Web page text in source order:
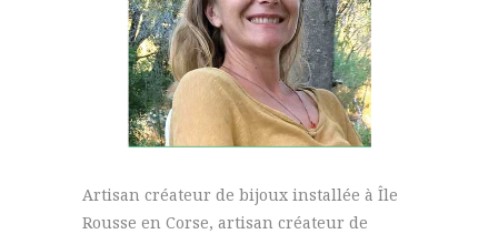
Artisan créateur de bijoux installée à Île
Rousse en Corse, artisan créateur de